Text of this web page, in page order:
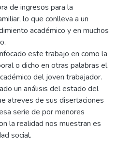
de ingresos para la
lo que conlleva a un
académico y en muchos
este trabajo en como la
o dicho en otras palabras el
del joven trabajador.
un análisis del estado del
atreves de sus disertaciones
serie de por menores
la realidad nos muestran es
social.